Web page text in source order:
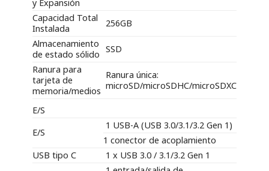
y Expansión
Capacidad Total
Instalada
256GB
Almacenamiento
de estado sólido SSD
Ranura para
tarjeta de
memoria/medios
Ranura única:
microSD/microSDHC/microSDXC
E/S
E/S
1 USB-A (USB 3.0/3.1/3.2 Gen 1)
1 conector de acoplamiento
USB tipo C
1 x USB 3.0 / 3.1/3.2 Gen 1